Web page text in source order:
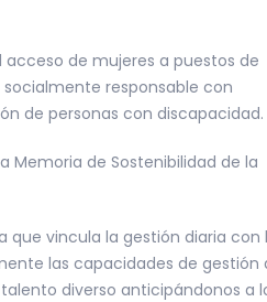
de mujeres a puestos de
responsable con
de personas con discapacidad.
Memoria de Sostenibilidad de la
que vincula la gestión diaria con
las capacidades de gestión
diverso anticipándonos a